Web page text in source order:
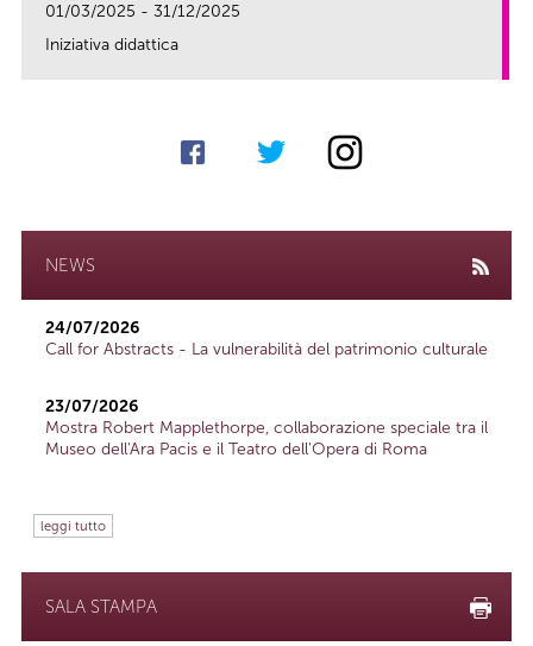
01/03/2025 - 31/12/2025
Iniziativa didattica
NEWS
24/07/2026
Call for Abstracts - La vulnerabilità del patrimonio culturale
23/07/2026
Mostra Robert Mapplethorpe, collaborazione speciale tra il
Museo dell'Ara Pacis e il Teatro dell'Opera di Roma
leggi tutto
SALA STAMPA